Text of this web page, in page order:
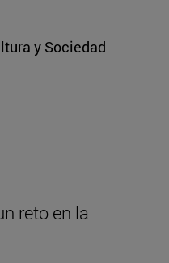
y Sociedad
reto en la